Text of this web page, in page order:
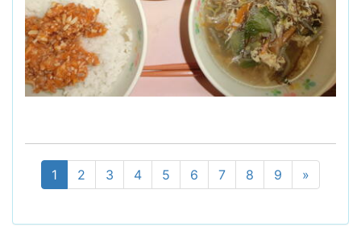
1 2 3 4 5 6 7 8 9 »